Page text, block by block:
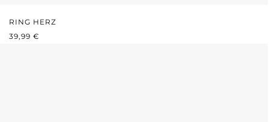
RING HERZ
REGULÄRER PREIS:
39,99 €